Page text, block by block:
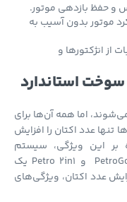
بازدهی موتور.
بدون آسیب به
و
استاندارد
اما همه آن‌ها برای
اکتان را افزایش
ویژگی، سیستم
سوخت‌رسانی را نیز پاک‌سازی می‌کنند PetroGold و Petro 2in1 یک
اکتان، ویژگی‌های